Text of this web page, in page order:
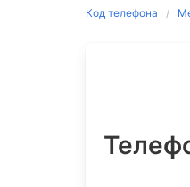
Код телефона